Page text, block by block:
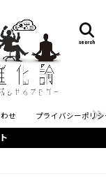
search
せ プライバシーポリ